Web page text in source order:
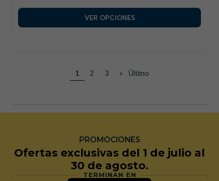
VER OPCIONES
1 2 3 » Último
PROMOCIONES
Ofertas exclusivas del 1 de julio al
30 de agosto.
TERMINAN EN